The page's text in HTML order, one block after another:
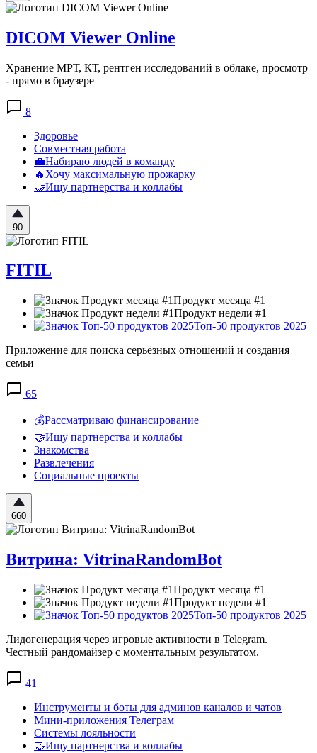
DICOM Viewer Online
Хранение МРТ, КТ, рентген исследований в облаке, просмотр
- прямо в браузере
8
Здоровье
Совместная работа
💼Набираю людей в команду
🔥Хочу максимальную прожарку
🤝Ищу партнерства и коллабы
90
FITIL
Продукт месяца #1
Продукт недели #1
Топ-50 продуктов 2025
Приложение для поиска серьёзных отношений и создания
семьи
65
💰Рассматриваю финансирование
🤝Ищу партнерства и коллабы
Знакомства
Развлечения
Социальные проекты
660
Витрина: VitrinaRandomBot
Продукт месяца #1
Продукт недели #1
Топ-50 продуктов 2025
Лидогенерация через игровые активности в Telegram.
Честный рандомайзер с моментальным результатом.
41
Инструменты и боты для админов каналов и чатов
Мини-приложения Телеграм
Системы лояльности
🤝Ищу партнерства и коллабы